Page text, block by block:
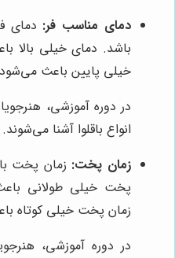
دمای مناسب فر: دمای
باشد. دمای خیلی بالا
خیلی پایین باعث می‌شود
در دوره آموزشی،
انواع باقلوا آشنا می‌شوند.
زمان پخت: زمان پخت
پخت خیلی طولانی
زمان پخت خیلی کوتاه
در دوره آموزشی،